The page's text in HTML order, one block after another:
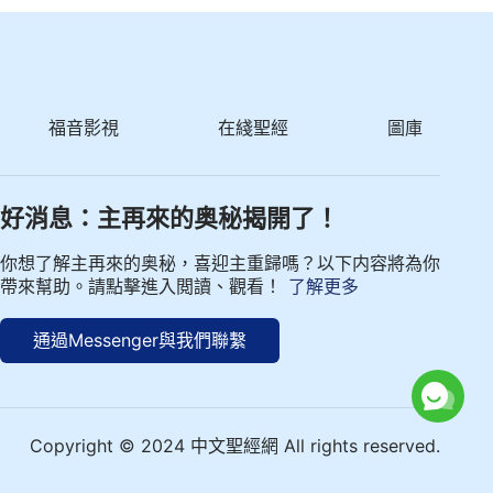
福音影視 在綫聖經 圖庫
好消息：主再來的奥秘揭開了！
你想了解主再來的奥秘，喜迎主重歸嗎？以下内容將為你
帶來幫助。請點擊進入閲讀、觀看！
了解更多
通過Messenger與我們聯繫
Copyright © 2024 中文聖經網 All rights reserved.